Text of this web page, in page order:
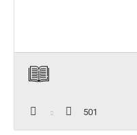
501